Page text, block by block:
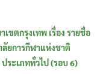
ขตกรุงเทพ เรื่อง รายชื่อ
ยการกีฬาแห่งชาติ
ระเภททั่วไป (รอบ 6)